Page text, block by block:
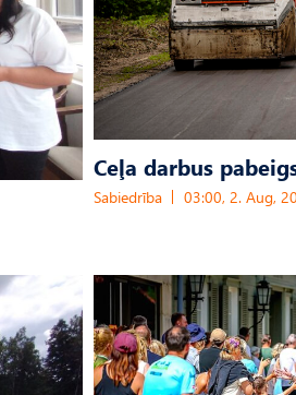
Ceļa darbus
Sabiedrība 03:00, 2. Aug,